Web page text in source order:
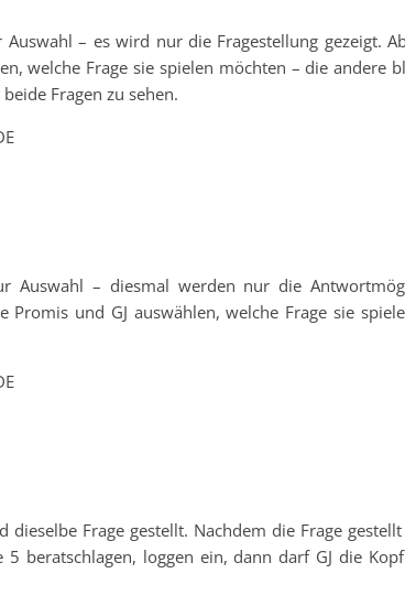
Auswahl – es wird nur die Fragestellung gezeigt.
welche Frage sie spielen möchten – die andere
Fragen zu sehen.
Auswahl – diesmal werden nur die
Promis und GJ auswählen, welche Frage sie
dieselbe Frage gestellt. Nachdem die Frage
beratschlagen, loggen ein, dann darf GJ die